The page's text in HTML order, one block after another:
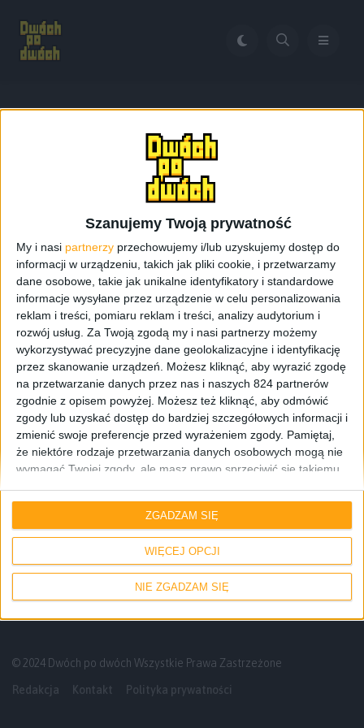
Szanujemy Twoją prywatność
My i nasi partnerzy przechowujemy i/lub uzyskujemy dostęp do
informacji w urządzeniu, takich jak pliki cookie, i przetwarzamy
dane osobowe, takie jak unikalne identyfikatory i standardowe
informacje wysyłane przez urządzenie w celu personalizowania
reklam i treści, pomiaru reklam i treści, analizy audytorium i
rozwój usług. Za Twoją zgodą my i nasi partnerzy możemy
wykorzystywać precyzyjne dane geolokalizacyjne i identyfikację
przez skanowanie urządzeń. Możesz kliknąć, aby wyrazić zgodę
na przetwarzanie danych przez nas i naszych 824 partnerów
zgodnie z opisem powyżej. Możesz też kliknąć, aby odmówić
zgody lub uzyskać dostęp do bardziej szczegółowych informacji i
zmienić swoje preferencje przed wyrażeniem zgody. Pamiętaj,
że niektóre rodzaje przetwarzania danych osobowych mogą nie
wymagać Twojej zgody, ale masz prawo sprzeciwić się takiemu
do tej witryny. Możesz w dowolnym momencie zmienić swoje
preferencje lub wycofać zgodę, wracając na tę stronę i klikając
przycisk "Prywatność" na dole strony.
WIĘCEJ OPCJI
NIE ZGADZAM SIĘ
ZGADZAM SIĘ
Galaxy Gear vs Gear 2
Galaxy Gear vs Gear 2
Który zegarek wybrać? Samsung Gear 2,
Gear 2 Neo, Gear Fit czy może Galaxy
© 2024 Dwóch po dwóch Wszystkie Prawa Zastrzeżone
Redakcja Kontakt Polityka prywatności